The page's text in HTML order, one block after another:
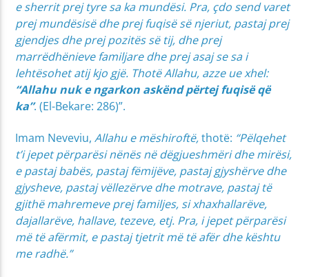
e sherrit prej tyre sa ka mundësi. Pra, çdo send varet
prej mundësisë dhe prej fuqisë së njeriut, pastaj prej
gjendjes dhe prej pozitës së tij, dhe prej
marrëdhënieve familjare dhe prej asaj se sa i
lehtësohet atij kjo gjë. Thotë Allahu, azze ue xhel:
“Allahu nuk e ngarkon askënd përtej fuqisë që
ka”. (El-Bekare: 286)”.
Imam Neveviu,Allahu e mëshiroftë,thotë: “Pëlqehet
t’i jepet përparësi nënës në dëgjueshmëri dhe mirësi,
e pastaj babës, pastaj fëmijëve, pastaj gjyshërve dhe
gjysheve, pastaj vëllezërve dhe motrave, pastaj të
gjithë mahremeve prej familjes, si xhaxhallarëve,
dajallarëve, hallave, tezeve, etj. Pra, i jepet përparësi
më të afërmit, e pastaj tjetrit më të afër dhe kështu
me radhë.”